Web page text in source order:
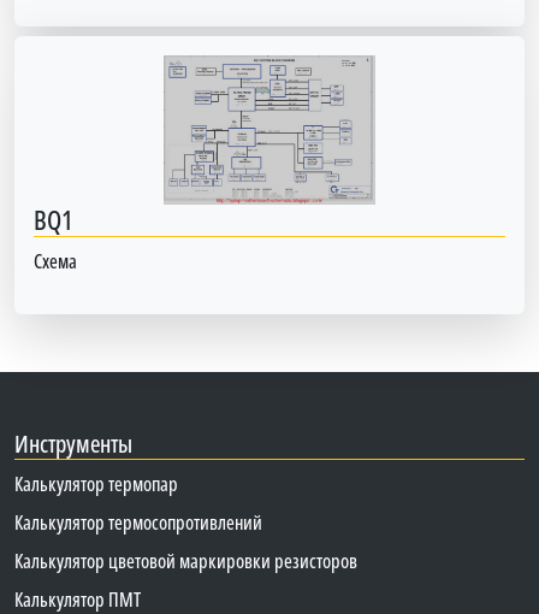
BQ1
Схема
Инструменты
Калькулятор термопар
Калькулятор термосопротивлений
Калькулятор цветовой маркировки резисторов
Калькулятор ПМТ